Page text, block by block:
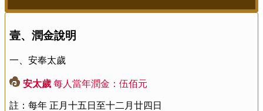
壹、潤金說明
一、安奉太歲
安太歲 每人當年潤金：伍佰元
註：每年 正月十五日至十二月廿四日